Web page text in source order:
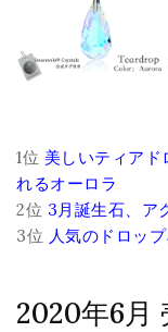
1位 美しいティアド
れるオーロラ
2位 3月誕生石、ア
3位 人気のドロッ
2020年6月